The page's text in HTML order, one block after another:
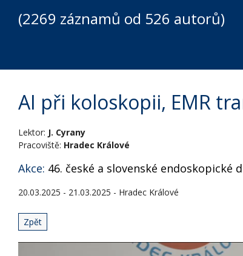
(2269 záznamů od 526 autorů)
AI při koloskopii, EMR
Lektor: J. Cyrany
Pracoviště: Hradec Králové
Akce: 46. české a slovenské endoskopické
20.03.2025 - 21.03.2025 - Hradec Králové
Zpět